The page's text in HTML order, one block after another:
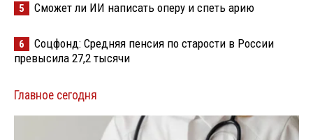
5 Сможет ли ИИ написать оперу и спеть арию
6
Соцфонд: Средняя пенсия по старости в России
превысила 27,2 тысячи
Главное сегодня